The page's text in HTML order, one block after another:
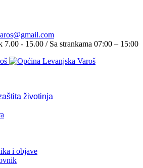
7.00 - 15.00 / Sa strankama 07:00 – 15:00
životinja
i objave